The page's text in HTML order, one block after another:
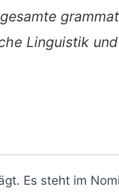
Linguistik und
Es steht im